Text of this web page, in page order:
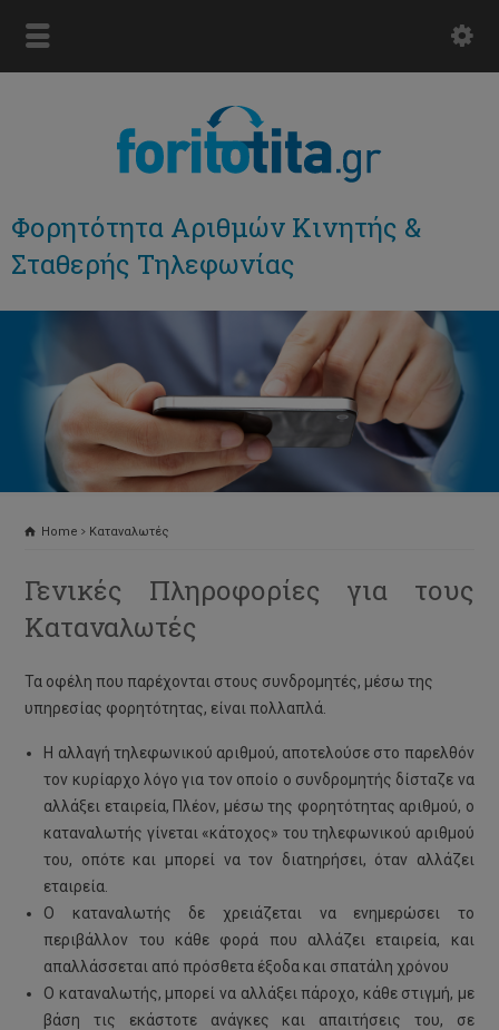
Φορητότητα Αριθμών Κινητής &
Σταθερής Τηλεφωνίας
Home Καταναλωτές
Γενικές Πληροφορίες για τους
Καταναλωτές
Τα οφέλη που παρέχονται στους συνδρομητές, μέσω της
υπηρεσίας φορητότητας, είναι πολλαπλά.
Η αλλαγή τηλεφωνικού αριθμού, αποτελούσε στο παρελθόν
τον κυρίαρχο λόγο για τον οποίο ο συνδρομητής δίσταζε να
αλλάξει εταιρεία, Πλέον, μέσω της φορητότητας αριθμού, ο
καταναλωτής γίνεται «κάτοχος» του τηλεφωνικού αριθμού
του, οπότε και μπορεί να τον διατηρήσει, όταν αλλάζει
εταιρεία.
Ο καταναλωτής δε χρειάζεται να ενημερώσει το
περιβάλλον του κάθε φορά που αλλάζει εταιρεία, και
απαλλάσσεται από πρόσθετα έξοδα και σπατάλη χρόνου
Ο καταναλωτής, μπορεί να αλλάξει πάροχο, κάθε στιγμή, με
βάση τις εκάστοτε ανάγκες και απαιτήσεις του, σε